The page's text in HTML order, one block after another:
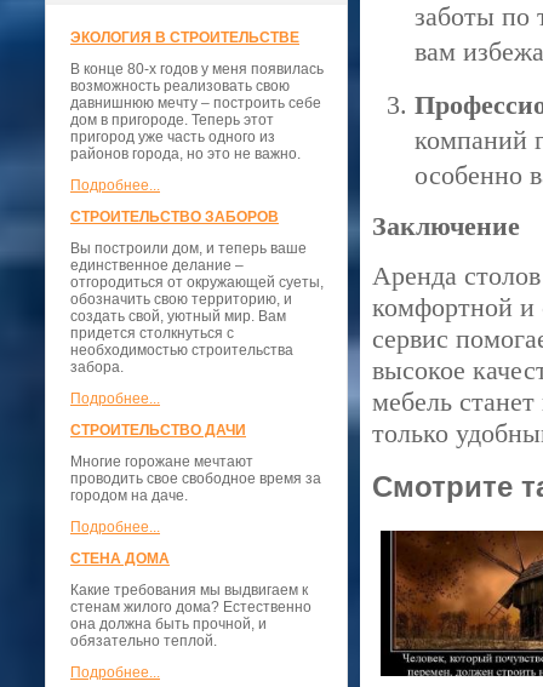
ЭКОЛОГИЯ В СТРОИТЕЛЬСТВЕ
В конце 80-х годов у меня появилась
возможность реализовать свою
давнишнюю мечту – построить себе
дом в пригороде. Теперь этот
пригород уже часть одного из
районов города, но это не важно.
Подробнее...
СТРОИТЕЛЬСТВО ЗАБОРОВ
Вы построили дом, и теперь ваше
единственное делание –
отгородиться от окружающей суеты,
обозначить свою территорию, и
создать свой, уютный мир. Вам
придется столкнуться с
необходимостью строительства
забора.
Подробнее...
СТРОИТЕЛЬСТВО ДАЧИ
Многие горожане мечтают
проводить свое свободное время за
городом на даче.
Подробнее...
СТЕНА ДОМА
Какие требования мы выдвигаем к
стенам жилого дома? Естественно
она должна быть прочной, и
обязательно теплой.
Подробнее...
заботы по
вам
компаний
особенно
Заключение
Аренда
комфортной и
сервис
высокое
мебель
только
Смотрите